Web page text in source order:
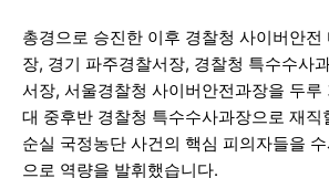
총경으로 승진한 이후 경찰청 사이버안전
장, 경기 파주경찰서장, 경찰청 특수수사
서장, 서울경찰청 사이버안전과장을 두루
대 중후반 경찰청 특수수사과장으로 재직
순실 국정농단 사건의 핵심 피의자들을
으로 역량을 발휘했습니다.